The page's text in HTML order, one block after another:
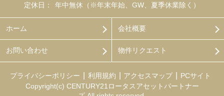
定休日：
年中無休（※年末年始、GW、夏季休業除く）
ホーム 会社概要
お問い合わせ 物件リクエスト
プライバシーポリシー 利用規約 アクセスマップ
PCサイト
Copyright(c) CENTURY21ロータスアセットパートナー